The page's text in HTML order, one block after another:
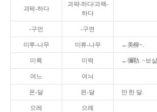
괴팍-하다
괴퍅-하다/괴팩-
하다
-구먼 -구면
미루-나무 미류-나무 ←美柳~.
미륵 미력 ←彌勒. ~보
여느 여늬
온-달 왼-달 만 한 달.
으레 으례